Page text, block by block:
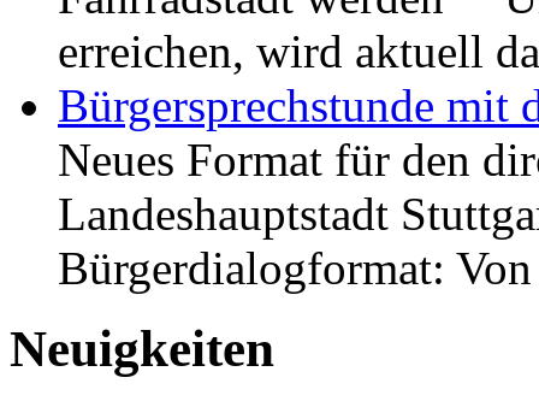
erreichen, wird aktuell
Bürgersprechstunde mit
Neues Format für den
Landeshauptstadt
Bürgerdialogformat:
Neuigkeiten